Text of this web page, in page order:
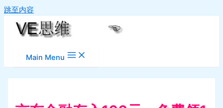
跳至内容
Main Menu